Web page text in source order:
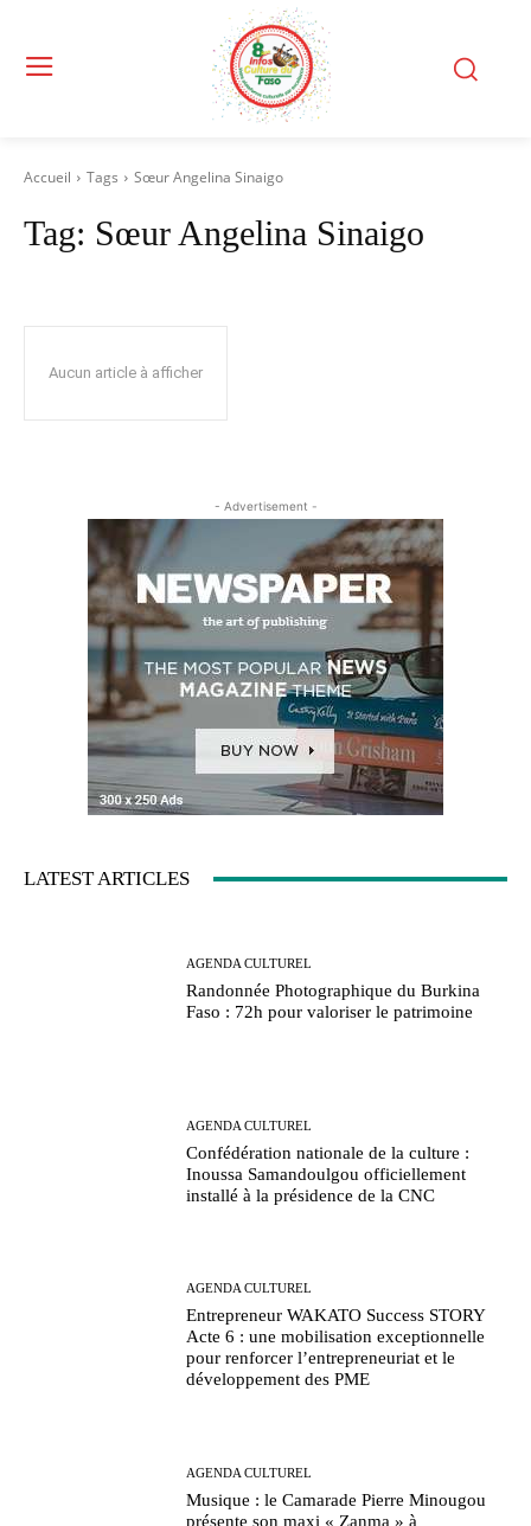
Accueil Tags Sœur Angelina Sinaigo
Tag: Sœur Angelina Sinaigo
Aucun article à afficher
- Advertisement -
LATEST ARTICLES
AGENDA CULTUREL
Randonnée Photographique du Burkina
Faso : 72h pour valoriser le patrimoine
AGENDA CULTUREL
Confédération nationale de la culture :
Inoussa Samandoulgou officiellement
installé à la présidence de la CNC
AGENDA CULTUREL
Entrepreneur WAKATO Success STORY
Acte 6 : une mobilisation exceptionnelle
pour renforcer l’entrepreneuriat et le
développement des PME
AGENDA CULTUREL
Musique : le Camarade Pierre Minougou
présente son maxi « Zanma » à